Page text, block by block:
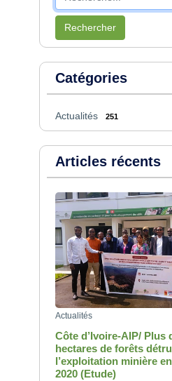
Rechercher
Catégories
Actualités 251
Articles récents
Actualités
Côte d’Ivoire-AIP/ Plus
hectares de forêts
l’exploitation minière
2020 (Etude)